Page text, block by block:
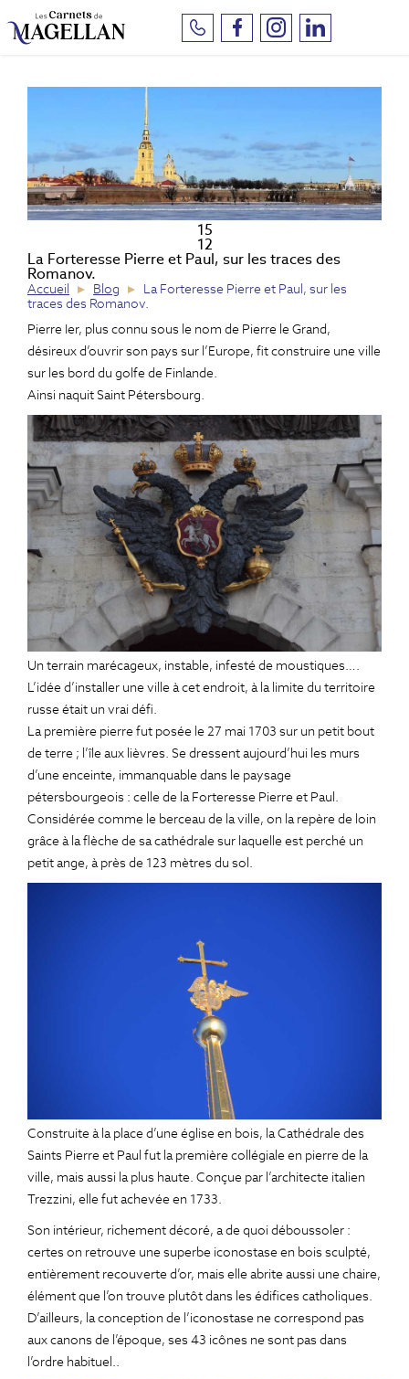
au
contenu
principal
15
12
La Forteresse Pierre et Paul, sur les traces des
Romanov.
Accueil Blog
La Forteresse Pierre et Paul, sur les
traces des Romanov.
Pierre Ier, plus connu sous le nom de Pierre le Grand,
désireux d’ouvrir son pays sur l’Europe, fit construire une ville
sur les bord du golfe de Finlande.
Ainsi naquit Saint Pétersbourg.
Un terrain marécageux, instable, infesté de moustiques….
L’idée d’installer une ville à cet endroit, à la limite du territoire
russe était un vrai défi.
La première pierre fut posée le 27 mai 1703 sur un petit bout
de terre ; l’île aux lièvres. Se dressent aujourd’hui les murs
d’une enceinte, immanquable dans le paysage
pétersbourgeois : celle de la Forteresse Pierre et Paul.
Considérée comme le berceau de la ville, on la repère de loin
grâce à la flèche de sa cathédrale sur laquelle est perché un
petit ange, à près de 123 mètres du sol.
Construite à la place d’une église en bois, la Cathédrale des
Saints Pierre et Paul fut la première collégiale en pierre de la
ville, mais aussi la plus haute. Conçue par l’architecte italien
Trezzini, elle fut achevée en 1733.
Son intérieur, richement décoré, a de quoi déboussoler :
certes on retrouve une superbe iconostase en bois sculpté,
entièrement recouverte d’or, mais elle abrite aussi une chaire,
élément que l’on trouve plutôt dans les édifices catholiques.
D’ailleurs, la conception de l’iconostase ne correspond pas
aux canons de l’époque, ses 43 icônes ne sont pas dans
l’ordre habituel..
Panneau de gestion des cookies